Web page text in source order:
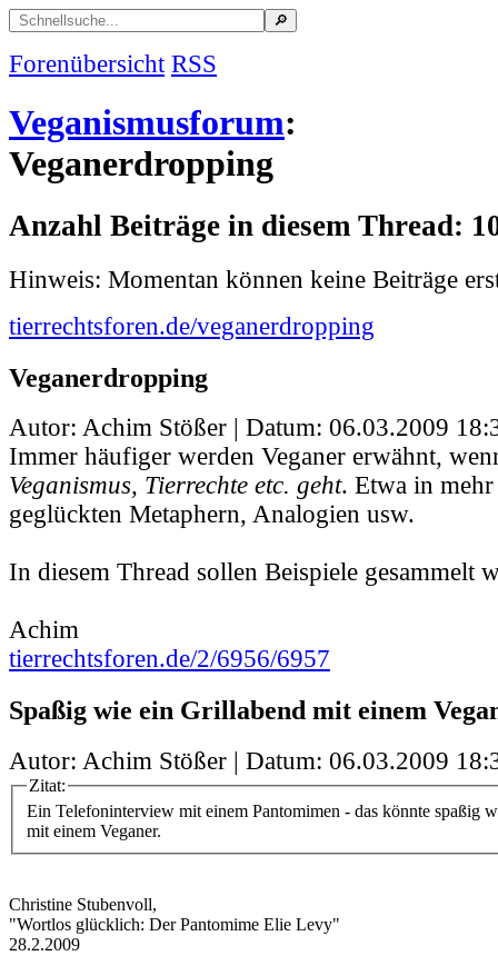
Forenübersicht RSS
Veganismusforum:
Veganerdropping
Anzahl Beiträge in diesem Thread:
Hinweis: Momentan können keine Beiträge
tierrechtsforen.de/veganerdropping
Veganerdropping
Autor: Achim Stößer | Datum: 06.03.2009
Immer häufiger werden Veganer erwähnt,
Veganismus, Tierrechte etc. geht. Etwa in
geglückten Metaphern, Analogien usw.
In diesem Thread sollen Beispiele gesammelt
Achim
tierrechtsforen.de/2/6956/6957
Spaßig wie ein Grillabend mit einem
Autor: Achim Stößer | Datum: 06.03.2009
Zitat:
Ein Telefoninterview mit einem Pantomimen - das könnte spaßig
mit einem Veganer.
Christine Stubenvoll,
"Wortlos glücklich: Der Pantomime Elie Levy"
28.2.2009